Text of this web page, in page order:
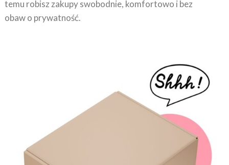
obaw o prywatność.